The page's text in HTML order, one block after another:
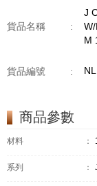
貨品名稱 :
J
M
貨品編號 :
商品參數
材料 ：
系列 ：